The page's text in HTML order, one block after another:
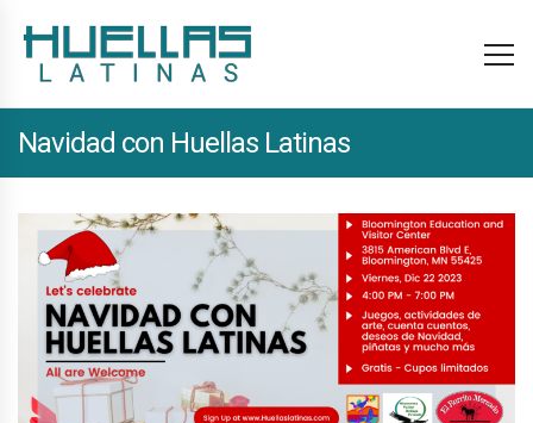
Navidad con Huellas Latinas